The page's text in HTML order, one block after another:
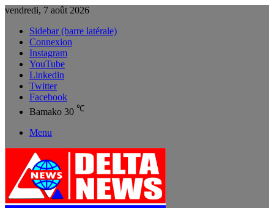
vendredi, 7 août 2026
Sidebar (barre latérale)
Connexion
Instagram
YouTube
Linkedin
Twitter
Facebook
Bamako 30 ℃
Menu